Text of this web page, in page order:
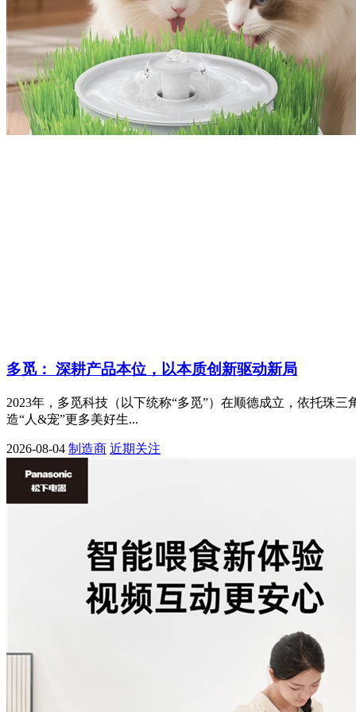
多觅： 深耕产品本位，以本质创新驱动新局
2023年，多觅科技（以下统称“多觅”）在顺德成立，依托珠
造“人&宠”更多美好生...
2026-08-04 制造商 近期关注